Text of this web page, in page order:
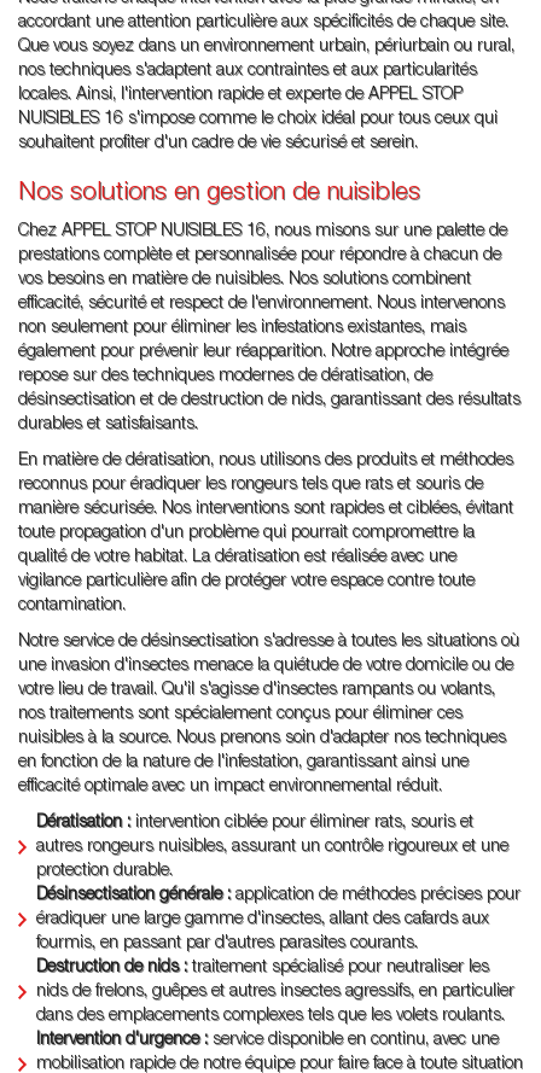
accordant une attention particulière aux spécificités de chaque site.
Que vous soyez dans un environnement urbain, périurbain ou rural,
nos techniques s'adaptent aux contraintes et aux particularités
locales. Ainsi, l'intervention rapide et experte de APPEL STOP
NUISIBLES 16 s'impose comme le choix idéal pour tous ceux qui
souhaitent profiter d'un cadre de vie sécurisé et serein.
Nos solutions en gestion de nuisibles
Chez APPEL STOP NUISIBLES 16, nous misons sur une palette de
prestations complète et personnalisée pour répondre à chacun de
vos besoins en matière de nuisibles. Nos solutions combinent
efficacité, sécurité et respect de l'environnement. Nous intervenons
non seulement pour éliminer les infestations existantes, mais
également pour prévenir leur réapparition. Notre approche intégrée
repose sur des techniques modernes de dératisation, de
désinsectisation et de destruction de nids, garantissant des résultats
durables et satisfaisants.
En matière de dératisation, nous utilisons des produits et méthodes
reconnus pour éradiquer les rongeurs tels que rats et souris de
manière sécurisée. Nos interventions sont rapides et ciblées, évitant
toute propagation d'un problème qui pourrait compromettre la
qualité de votre habitat. La dératisation est réalisée avec une
vigilance particulière afin de protéger votre espace contre toute
contamination.
Notre service de désinsectisation s'adresse à toutes les situations où
une invasion d'insectes menace la quiétude de votre domicile ou de
votre lieu de travail. Qu'il s'agisse d'insectes rampants ou volants,
nos traitements sont spécialement conçus pour éliminer ces
nuisibles à la source. Nous prenons soin d'adapter nos techniques
en fonction de la nature de l'infestation, garantissant ainsi une
efficacité optimale avec un impact environnemental réduit.
Dératisation :intervention ciblée pour éliminer rats, souris et
autres rongeurs nuisibles, assurant un contrôle rigoureux et une
protection durable.
Désinsectisation générale :application de méthodes précises pour
éradiquer une large gamme d'insectes, allant des cafards aux
fourmis, en passant par d'autres parasites courants.
Destruction de nids :traitement spécialisé pour neutraliser les
nids de frelons, guêpes et autres insectes agressifs, en particulier
dans des emplacements complexes tels que les volets roulants.
Intervention d'urgence :service disponible en continu, avec une
mobilisation rapide de notre équipe pour faire face à toute situation